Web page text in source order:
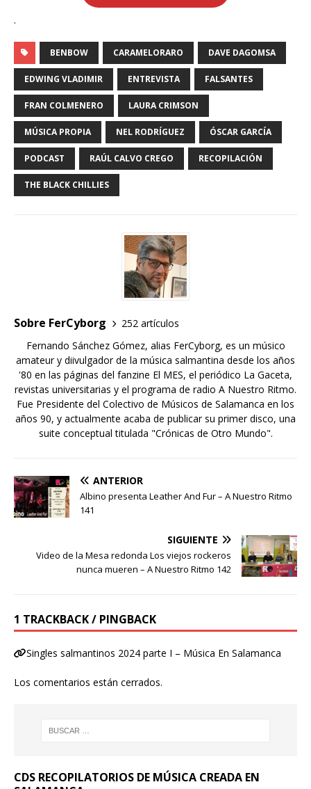
.
BENBOW CARAMELORARO DAVE DAGOMSA
EDWING VLADIMIR ENTREVISTA FALSANTES
FRAN COLMENERO LAURA CRIMSON
MÚSICA PROPIA NEL RODRÍGUEZ ÓSCAR GARCÍA
PODCAST RAÚL CALVO CREGO RECOPILACIÓN
THE BLACK CHILLIES
Sobre FerCyborg
252 artículos
Fernando Sánchez Gómez, alias FerCyborg, es un músico
amateur y diivulgador de la música salmantina desde los años
'80 en las páginas del fanzine El MES, el periódico La Gaceta,
revistas universitarias y el programa de radio A Nuestro Ritmo.
Fue Presidente del Colectivo de Músicos de Salamanca en los
años 90, y actualmente acaba de publicar su primer disco, una
suite conceptual titulada "Crónicas de Otro Mundo".
ANTERIOR
Albino presenta Leather And Fur – A Nuestro Ritmo
141
SIGUIENTE
Video de la Mesa redonda Los viejos rockeros
nunca mueren – A Nuestro Ritmo 142
1 TRACKBACK / PINGBACK
Singles salmantinos 2024 parte I – Música En Salamanca
Los comentarios están cerrados.
CDS RECOPILATORIOS DE MÚSICA CREADA EN